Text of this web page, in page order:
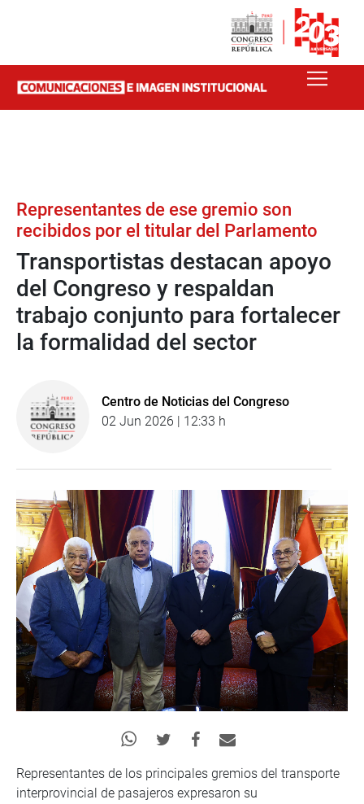
Representantes de ese gremio son
recibidos por el titular del Parlamento
Transportistas destacan apoyo
del Congreso y respaldan
trabajo conjunto para fortalecer
la formalidad del sector
Centro de Noticias del Congreso
02 Jun 2026 | 12:33 h
Representantes de los principales gremios del transporte
interprovincial de pasajeros expresaron su